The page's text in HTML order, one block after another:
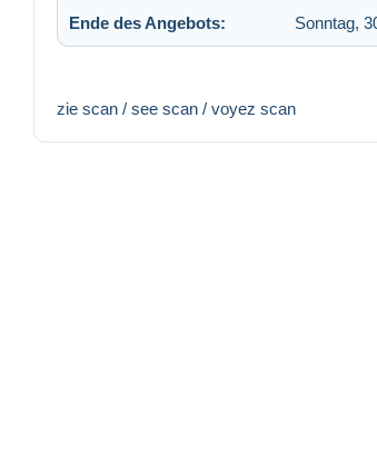
Ende des Angebots:
Sonntag,
zie scan / see scan / voyez scan